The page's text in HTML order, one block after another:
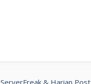
ServerFreak& Harian Post